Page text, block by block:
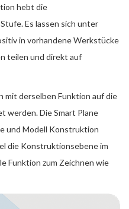
hebt die
Es lassen sich unter
in vorhandene Werkstücke
teilen und direkt auf
mit derselben Funktion auf die
werden. Die Smart Plane
und Modell Konstruktion
die Konstruktionsebene im
Funktion zum Zeichnen wie